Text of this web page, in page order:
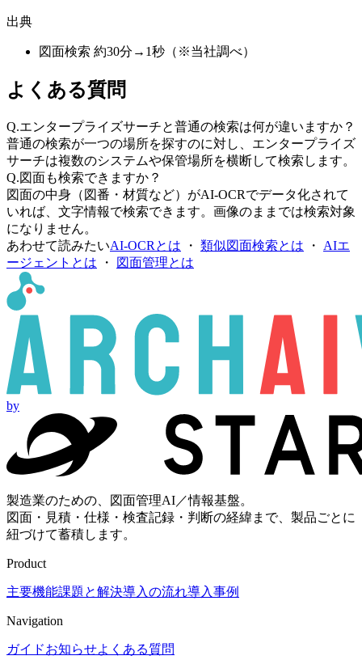
出典
図面検索 約30分→1秒（※当社調べ）
よくある質問
Q.エンタープライズサーチと普通の検索は何が違いますか？
普通の検索が一つの場所を探すのに対し、エンタープライズ
サーチは複数のシステムや保管場所を横断して検索します。
Q.図面も検索できますか？
図面の中身（図番・材質など）がAI-OCRでデータ化されて
いれば、文字情報で検索できます。画像のままでは検索対象
になりません。
あわせて読みたいAI-OCRとは ・ 類似図面検索とは ・ AIエ
ージェントとは ・ 図面管理とは
by
製造業のための、図面管理AI／情報基盤。
図面・見積・仕様・検査記録・判断の経緯まで、製品ごとに
紐づけて蓄積します。
Product
主要機能課題と解決導入の流れ導入事例
Navigation
ガイドお知らせよくある質問